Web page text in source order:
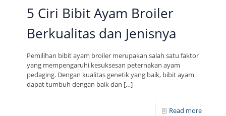
5 Ciri Bibit Ayam Broiler
Berkualitas dan Jenisnya
Pemilihan bibit ayam broiler merupakan salah satu faktor
yang mempengaruhi kesuksesan peternakan ayam
pedaging. Dengan kualitas genetik yang baik, bibit ayam
dapat tumbuh dengan baik dan […]
Read more